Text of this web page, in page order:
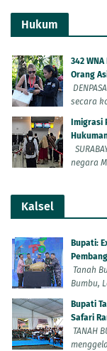
Hukum
342
Orang
secara
Imigrasi
negara
Kalsel
Bupati:
Tanah
Bumbu,
Bupati
Safari
TANAH